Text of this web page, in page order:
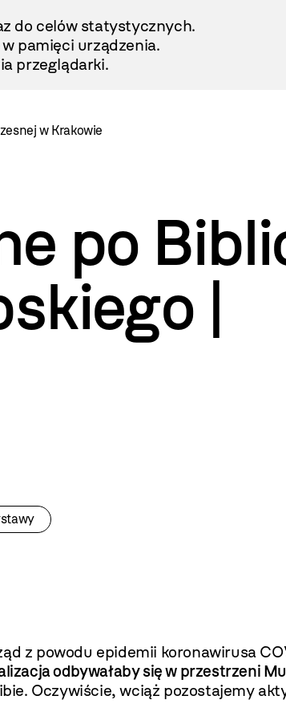
do celów statystycznych.
pamięci urządzenia.
przeglądarki.
w Krakowie
po
|
z powodu epidemii koronawirusa
odbywałaby się w przestrzeni
Oczywiście, wciąż pozostajemy